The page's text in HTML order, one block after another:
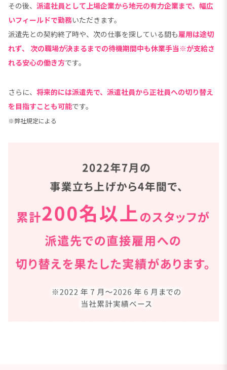
その後、 派遣社員として上場企業から地元の有力企業まで、幅広
いフィールドで勤務いただきます。
派遣先との契約終了時や、次の仕事を探している間も雇用は途切
れず、
次の職場が決まるまでの待機期間中も休業手当※が支給さ
れる安心の働き方です。
さらに、 将来的には派遣先で、派遣社員から正社員への切り替え
を目指すことも可能です。
※弊社規定による